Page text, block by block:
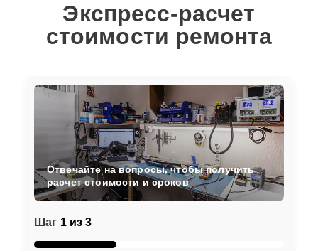
Экспресс-расчет
стоимости ремонта
Шаг 1 из 3
Отвечайте на вопросы, чтобы получить
расчет стоимости и сроков